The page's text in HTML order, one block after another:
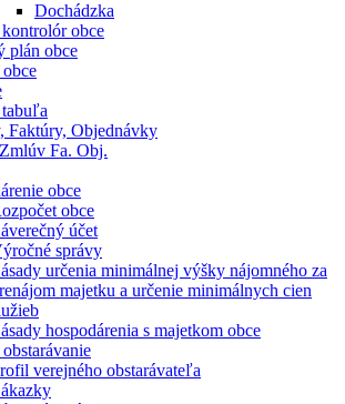
Dochádzka
obce
plán obce
Faktúry, Objednávky
Fa. Obj.
obce
obce
účet
správy
určenia minimálnej výšky nájomného za
majetku a určenie minimálnych cien
hospodárenia s majetkom obce
verejného obstarávateľa